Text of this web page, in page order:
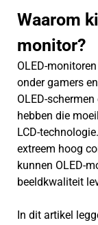
Waarom
monitor?
OLED-
onder gamers
OLED-
hebben die
LCD-
extreem hoog
kunnen OLED-
beeldkwaliteit
In dit artikel